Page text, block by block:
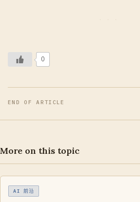
0
END OF ARTICLE
More on this topic
AI 前沿